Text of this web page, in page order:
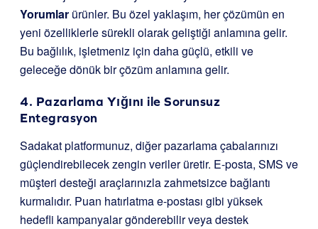
Yorumlar ürünler. Bu özel yaklaşım, her çözümün en
yeni özelliklerle sürekli olarak geliştiği anlamına gelir.
Bu bağlılık, işletmeniz için daha güçlü, etkili ve
geleceğe dönük bir çözüm anlamına gelir.
4. Pazarlama Yığını ile Sorunsuz
Entegrasyon
Sadakat platformunuz, diğer pazarlama çabalarınızı
güçlendirebilecek zengin veriler üretir. E-posta, SMS ve
müşteri desteği araçlarınızla zahmetsizce bağlantı
kurmalıdır. Puan hatırlatma e-postası gibi yüksek
hedefli kampanyalar gönderebilir veya destek